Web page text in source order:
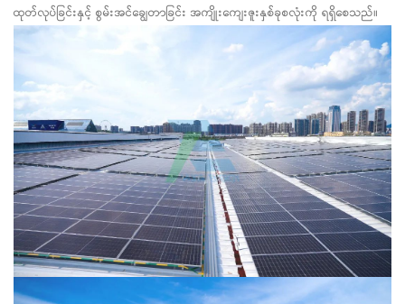
ထုတ်လုပ်ခြင်းနှင့် စွမ်းအင်ချွေတာခြင်း အကျိုးကျေးဇူးနှစ်ခုစလုံးကို ရရှိစေသည်။